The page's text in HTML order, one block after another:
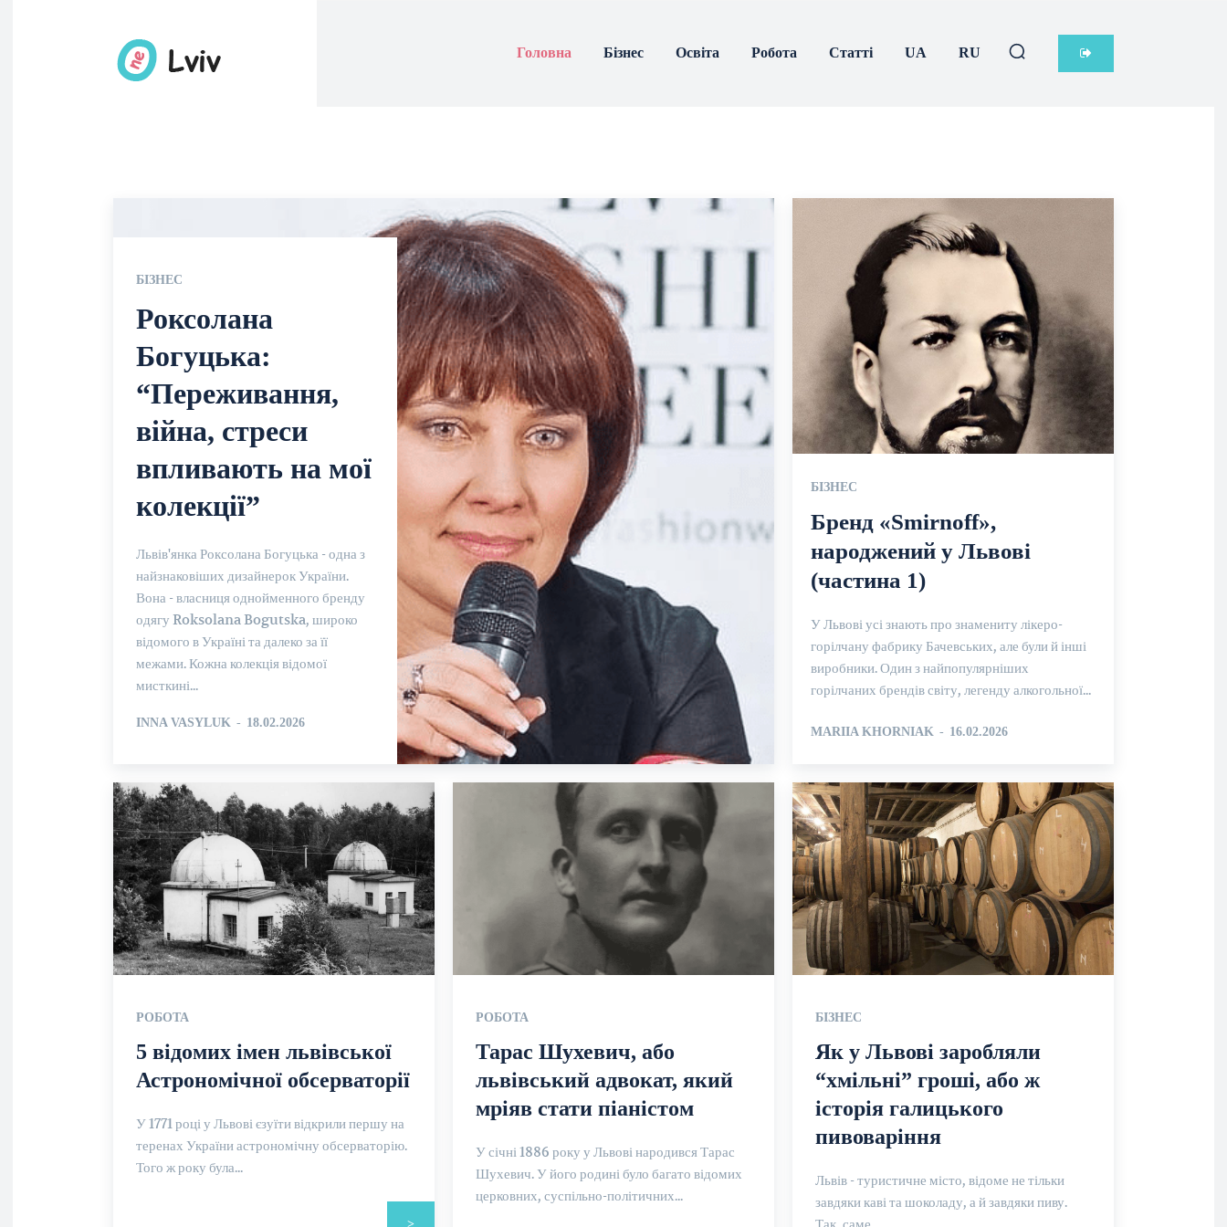
Головна Бізнес Освіта Робота Статті UA RU
БІЗНЕС
Роксолана
Богуцька:
“Переживання,
війна, стреси
впливають на мої
колекції”
Львів'янка Роксолана Богуцька - одна з
найзнаковіших дизайнерок України.
Вона - власниця однойменного бренду
одягу Roksolana Bogutska, широко
відомого в Україні та далеко за її
межами. Кожна колекція відомої
мисткині...
INNA VASYLUK - 18.02.2026
БІЗНЕС
Бренд «Smirnoff»,
народжений у Львові
(частина 1)
У Львові усі знають про знамениту лікеро-
горілчану фабрику Бачевських, але були й інші
виробники. Один з найпопулярніших
горілчаних брендів світу, легенду алкогольної...
MARIIA KHORNIAK - 16.02.2026
РОБОТА
5 відомих імен львівської
Астрономічної обсерваторії
У 1771 році у Львові єзуїти відкрили першу на
теренах України астрономічну обсерваторію.
Того ж року була...
>
РОБОТА
Тарас Шухевич, або
львівський адвокат, який
мріяв стати піаністом
У січні 1886 року у Львові народився Тарас
Шухевич. У його родині було багато відомих
церковних, суспільно-політичних...
БІЗНЕС
Як у Львові заробляли
“хмільні” гроші, або ж
історія галицького
пивоваріння
Львів - туристичне місто, відоме не тільки
завдяки каві та шоколаду, а й завдяки пиву.